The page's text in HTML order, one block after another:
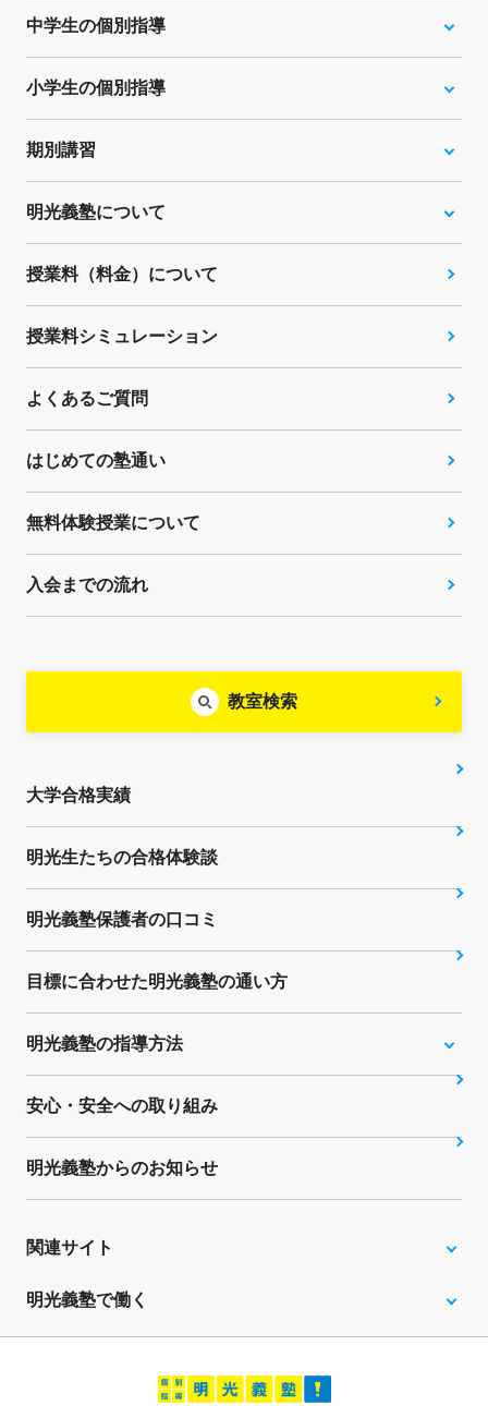
中学生の個別指導
小学生の個別指導
期別講習
明光義塾について
授業料（料金）について
授業料シミュレーション
よくあるご質問
はじめての塾通い
無料体験授業について
入会までの流れ
教室検索
大学合格実績
明光生たちの合格体験談
明光義塾保護者の口コミ
目標に合わせた明光義塾の通い方
明光義塾の指導方法
安心・安全への取り組み
明光義塾からのお知らせ
関連サイト
明光義塾で働く